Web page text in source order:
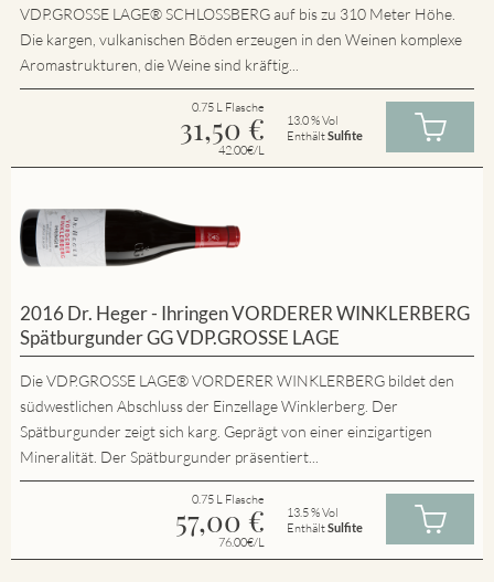
VDP.GROSSE LAGE® SCHLOSSBERG auf bis zu 310 Meter Höhe.
Die kargen, vulkanischen Böden erzeugen in den Weinen komplexe
Aromastrukturen, die Weine sind kräftig...
0.75 L Flasche
31,50 €
42.00€/L
13.0 % Vol
EnthältSulfite
2016 Dr. Heger - Ihringen VORDERER WINKLERBERG
Spätburgunder GG VDP.GROSSE LAGE
Die VDP.GROSSE LAGE® VORDERER WINKLERBERG bildet den
südwestlichen Abschluss der Einzellage Winklerberg. Der
Spätburgunder zeigt sich karg. Geprägt von einer einzigartigen
Mineralität. Der Spätburgunder präsentiert...
0.75 L Flasche
57,00 €
76.00€/L
13.5 % Vol
EnthältSulfite